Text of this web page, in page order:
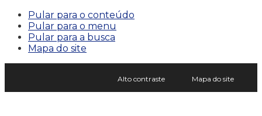
Pular para o conteúdo
Pular para o menu
Pular para a busca
Mapa do site
Alto contraste Mapa do site